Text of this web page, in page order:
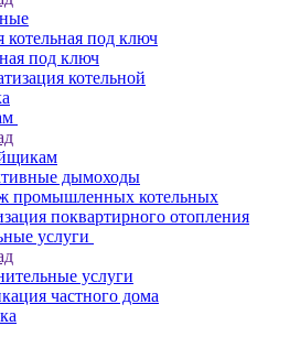
котельная под ключ
под ключ
котельной
дымоходы
промышленных котельных
поквартирного отопления
услуги
услуги
частного дома